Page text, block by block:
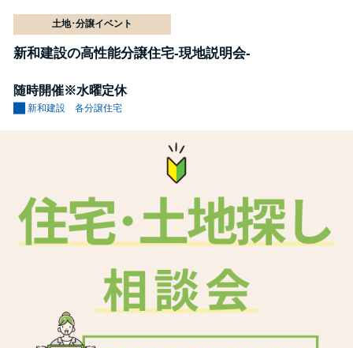
土地･分譲イベント
新和建設の高性能分譲住宅-現地説明会-
随時開催※水曜定休
新和建設 各分譲住宅